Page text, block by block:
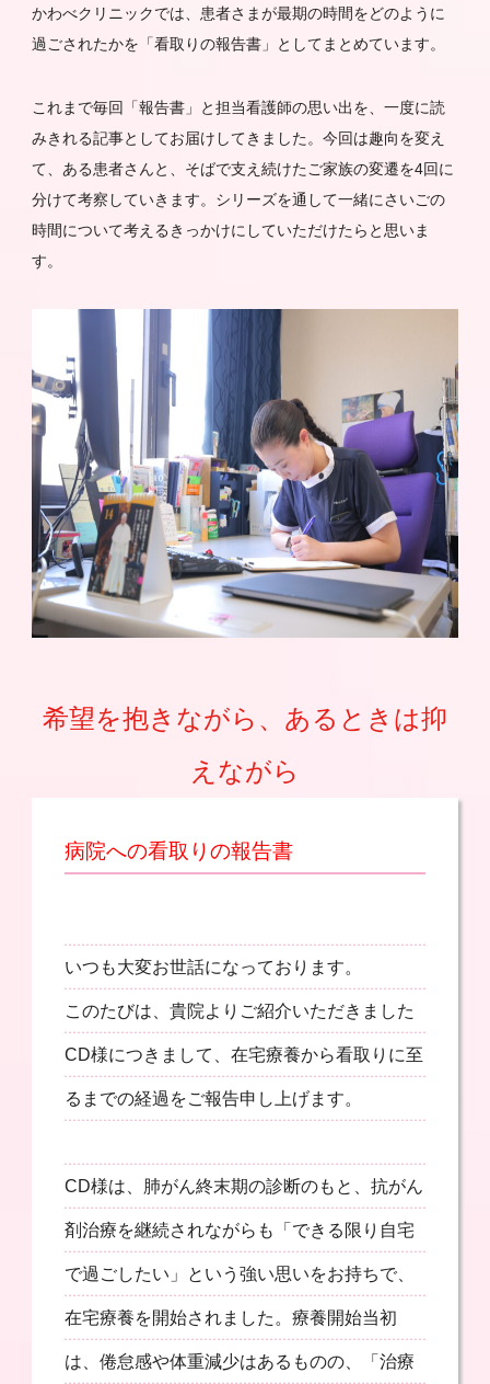
かわべクリニックでは、患者さまが最期の時間をどのように
過ごされたかを「看取りの報告書」としてまとめています。
これまで毎回「報告書」と担当看護師の思い出を、一度に読
みきれる記事としてお届けしてきました。今回は趣向を変え
て、ある患者さんと、そばで支え続けたご家族の変遷を4回に
分けて考察していきます。シリーズを通して一緒にさいごの
時間について考えるきっかけにしていただけたらと思いま
す。
希望を抱きながら、あるときは抑
えながら
病院への看取りの報告書
いつも大変お世話になっております。
このたびは、貴院よりご紹介いただきました
CD様につきまして、在宅療養から看取りに至
るまでの経過をご報告申し上げます。
CD様は、肺がん終末期の診断のもと、抗がん
剤治療を継続されながらも「できる限り自宅
で過ごしたい」という強い思いをお持ちで、
在宅療養を開始されました。療養開始当初
は、倦怠感や体重減少はあるものの、「治療